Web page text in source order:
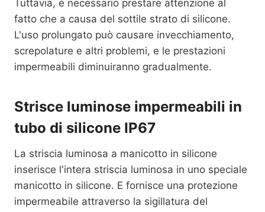
Tuttavia, è necessario prestare attenzione al
fatto che a causa del sottile strato di silicone.
L'uso prolungato può causare invecchiamento,
screpolature e altri problemi, e le prestazioni
impermeabili diminuiranno gradualmente.
Strisce luminose impermeabili in
tubo di silicone IP67
La striscia luminosa a manicotto in silicone
inserisce l'intera striscia luminosa in uno speciale
manicotto in silicone. E fornisce una protezione
impermeabile attraverso la sigillatura del